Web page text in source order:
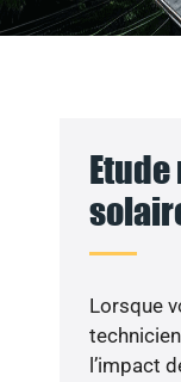
Lorsque
l’impact